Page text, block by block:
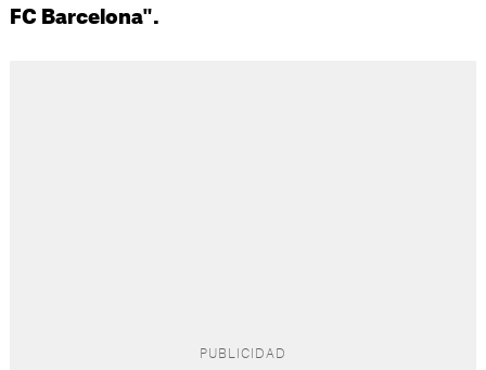
FC Barcelona".